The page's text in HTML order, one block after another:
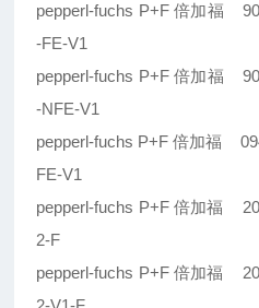
pepperl-fuchs P+F 倍加福
-FE-V1
pepperl-fuchs P+F 倍加福
-NFE-V1
pepperl-fuchs P+F 倍加福
FE-V1
pepperl-fuchs P+F 倍加福
2-F
pepperl-fuchs P+F 倍加福